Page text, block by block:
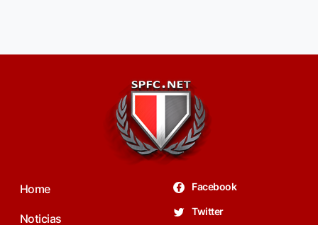
Home
Noticias
Facebook
Twitter